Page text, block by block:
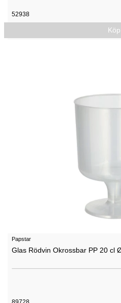
52938
Köp
Papstar
Glas Rödvin Okrossbar PP 20 cl